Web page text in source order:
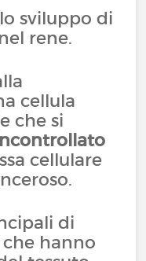
sviluppo di
nel rene.
cellula
che si
cellulare
di
hanno